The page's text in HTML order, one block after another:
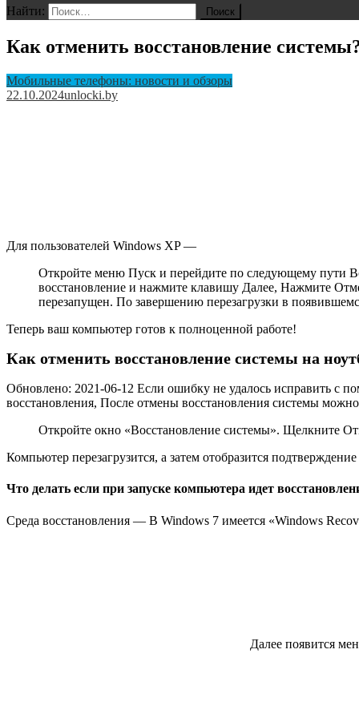
Найти:
Как отменить восстановление
Мобильные телефоны: новости и обзоры
22.10.2024unlocki.by
Для пользователей Windows XP —
Откройте меню Пуск и перейдите по следующему пути
восстановление и нажмите клавишу Далее, Нажмите
перезапущен. По завершению перезагрузки в
Теперь ваш компьютер готов к полноценной работе!
Как отменить восстановление системы на
Обновлено: 2021-06-12 Если ошибку не удалось исправить с
восстановления, После отмены восстановления системы
Откройте окно «Восстановление системы». Щелкните
Компьютер перезагрузится, а затем отобразится
Что делать если при запуске компьютера идет
Среда восстановления — В Windows 7 имеется «Windows
Далее появится